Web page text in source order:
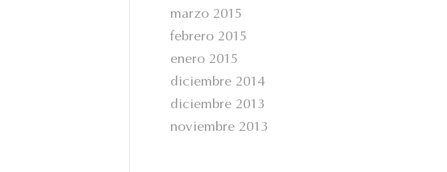
marzo 2015
febrero 2015
enero 2015
diciembre 2014
diciembre 2013
noviembre 2013